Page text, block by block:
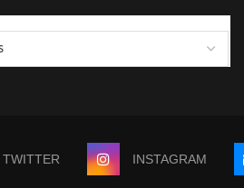
TWITTER INSTAGRAM